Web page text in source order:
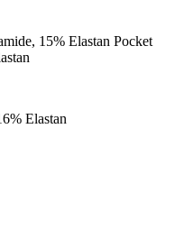
15% Elastan Pocket
Elastan